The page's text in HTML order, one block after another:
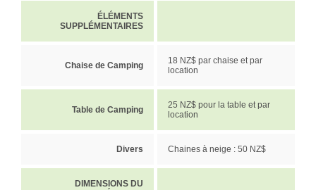
ÉLÉMENTS
SUPPLÉMENTAIRES
Chaise de Camping
18 NZ$ par chaise et par
location
Table de Camping
25 NZ$ pour la table et par
location
Divers Chaines à neige : 50 NZ$
DIMENSIONS DU